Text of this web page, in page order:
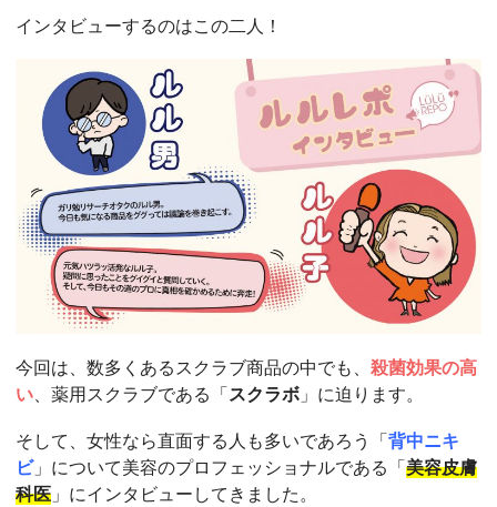
インタビューするのはこの二人！
今回は、数多くあるスクラブ商品の中でも、 殺菌効果の高
い 、薬用スクラブである「スクラボ 」に迫ります。
そして、女性なら直面する人も多いであろう「背中ニキ
ビ」について美容のプロフェッショナルである「美容皮膚
科医 」にインタビューしてきました。